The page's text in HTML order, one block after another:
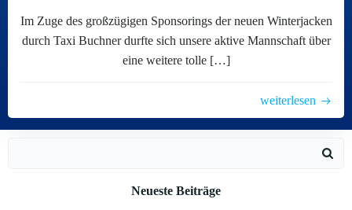
Im Zuge des großzügigen Sponsorings der neuen Winterjacken
durch Taxi Buchner durfte sich unsere aktive Mannschaft über
eine weitere tolle […]
weiterlesen
Neueste Beiträge